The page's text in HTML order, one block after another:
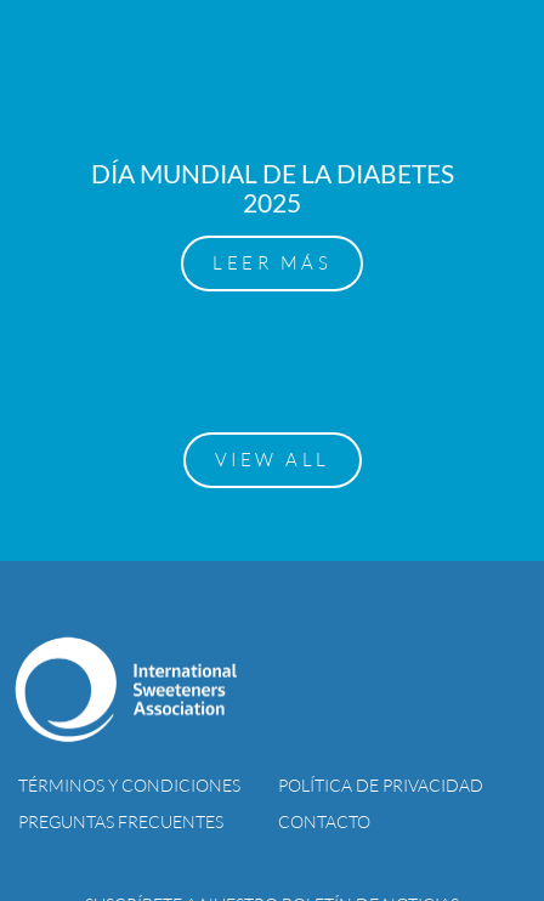
DÍA MUNDIAL DE LA DIABETES
2025
LEER MÁS
VIEW ALL
TÉRMINOS Y CONDICIONES
POLÍTICA DE PRIVACIDAD
PREGUNTAS FRECUENTES
CONTACTO